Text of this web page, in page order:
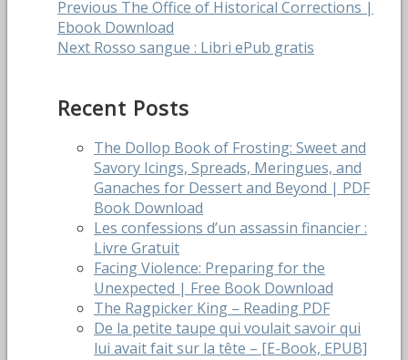
Post
navigation
Previous Previous
post:
The Office of Historical Corrections |
Ebook Download
Next Next
Rosso sangue : Libri ePub gratis
Recent Posts
The Dollop Book of Frosting: Sweet and
Savory Icings, Spreads, Meringues, and
Ganaches for Dessert and Beyond | PDF
Book Download
Les confessions d’un assassin financier :
Livre Gratuit
Facing Violence: Preparing for the
Unexpected | Free Book Download
The Ragpicker King – Reading PDF
De la petite taupe qui voulait savoir qui
lui avait fait sur la tête – [E-Book, EPUB]